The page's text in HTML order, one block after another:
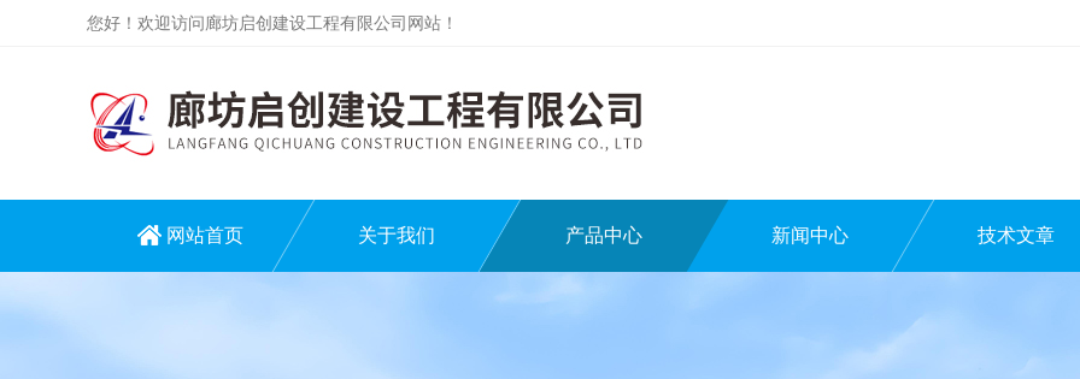
您好！欢迎访问廊坊启创建设工程有限公司网站！
网站首页 关于我们 产品中心 新闻中心 技术文章